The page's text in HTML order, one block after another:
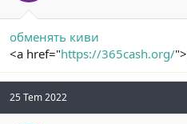
обменять киви
<a href="https://365cash.org/
25 Tem 2022